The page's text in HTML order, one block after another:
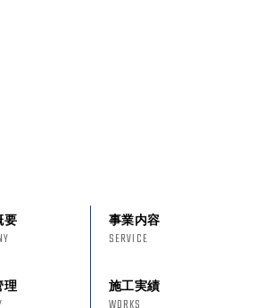
要 事業内容
SERVICE
理 施工実績